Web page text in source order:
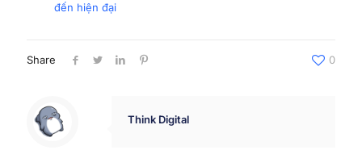
đến hiện đại
Share 0
Think Digital